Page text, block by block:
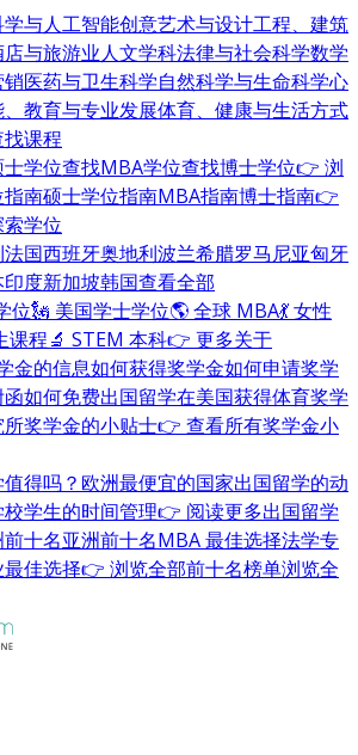
与人工智能创意艺术与设计工程、建筑
店与旅游业人文学科法律与社会科学数学
医药与卫生科学自然科学与生命科学心
教育与专业发展体育、健康与生活方式
课程
学位查找MBA学位查找博士学位👉 浏
南硕士学位指南MBA指南博士指南👉
学位
法国西班牙奥地利波兰希腊罗马尼亚匈牙
印度新加坡韩国查看全部
位🗽 美国学士学位🌎 全球 MBA💃 女性
课程🔬 STEM 本科👉 更多关于
金的信息如何获得奖学金如何申请奖学
如何免费出国留学在美国获得体育奖学
奖学金的小贴士👉 查看所有奖学金小
得吗？ 欧洲最便宜的国家出国留学的动
学生的时间管理👉 阅读更多出国留学
十名亚洲前十名MBA 最佳选择法学专
佳选择👉 浏览全部前十名榜单浏览全